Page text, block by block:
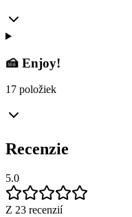
🍰 Enjoy!
17 položiek
Recenzie
5.0
Z 23 recenzií